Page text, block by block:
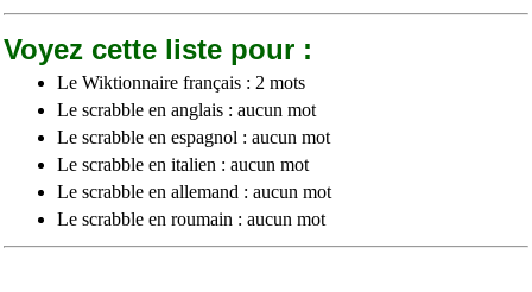
Voyez cette liste pour :
Le Wiktionnaire français : 2 mots
Le scrabble en anglais : aucun mot
Le scrabble en espagnol : aucun mot
Le scrabble en italien : aucun mot
Le scrabble en allemand : aucun mot
Le scrabble en roumain : aucun mot